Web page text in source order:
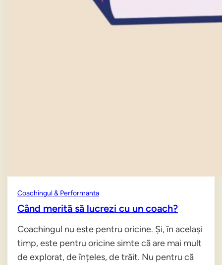
Coachingul & Performanta
Când merită să lucrezi cu un coach?
Coachingul nu este pentru oricine. Și, în același
timp, este pentru oricine simte că are mai mult
de explorat, de înțeles, de trăit. Nu pentru că